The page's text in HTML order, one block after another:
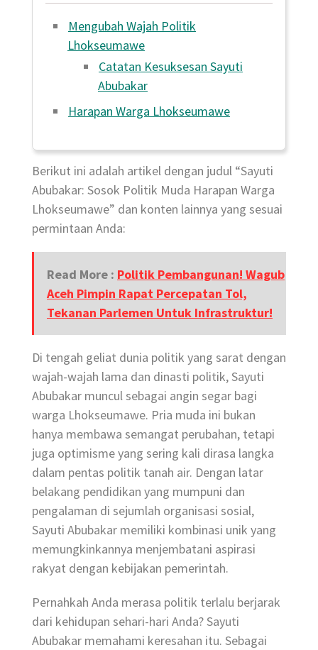
Mengubah Wajah Politik
Lhokseumawe
Catatan Kesuksesan Sayuti
Abubakar
Harapan Warga Lhokseumawe
Berikut ini adalah artikel dengan judul “Sayuti
Abubakar: Sosok Politik Muda Harapan Warga
Lhokseumawe” dan konten lainnya yang sesuai
permintaan Anda:
Read More : Politik Pembangunan! Wagub
Aceh Pimpin Rapat Percepatan Tol,
Tekanan Parlemen Untuk Infrastruktur!
Di tengah geliat dunia politik yang sarat dengan
wajah-wajah lama dan dinasti politik, Sayuti
Abubakar muncul sebagai angin segar bagi
warga Lhokseumawe. Pria muda ini bukan
hanya membawa semangat perubahan, tetapi
juga optimisme yang sering kali dirasa langka
dalam pentas politik tanah air. Dengan latar
belakang pendidikan yang mumpuni dan
pengalaman di sejumlah organisasi sosial,
Sayuti Abubakar memiliki kombinasi unik yang
memungkinkannya menjembatani aspirasi
rakyat dengan kebijakan pemerintah.
Pernahkah Anda merasa politik terlalu berjarak
dari kehidupan sehari-hari Anda? Sayuti
Abubakar memahami keresahan itu. Sebagai